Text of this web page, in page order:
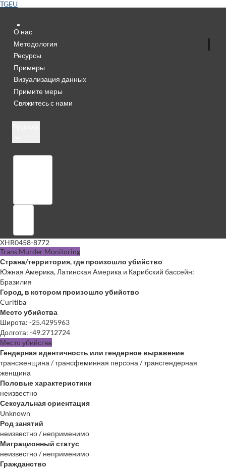
TGEU
О нас
Методология
Ресурсы
Примеры
Визуализация данных
Примите меры
Свяжитесь с нами
XHR0458-8772
Trans Murder Monitoring
Страна/территория, где произошло убийство
Южная Америка, Латинская Америка и Карибский бассейн:
Бразилия
Город, в котором произошло убийство
Curitiba
Место убийства
Широта: -25.4295963
Долгота: -49.2712724
Место убийства
Гендерная идентичность или гендерное выражение
трансженщина / трансфеминная персона / трансгендерная
женщина
Половые характеристики
неизвестно
Сексуальная ориентация
Unknown
Род занятий
неизвестно / неприменимо
Миграционный статус
неизвестно / неприменимо
Гражданство